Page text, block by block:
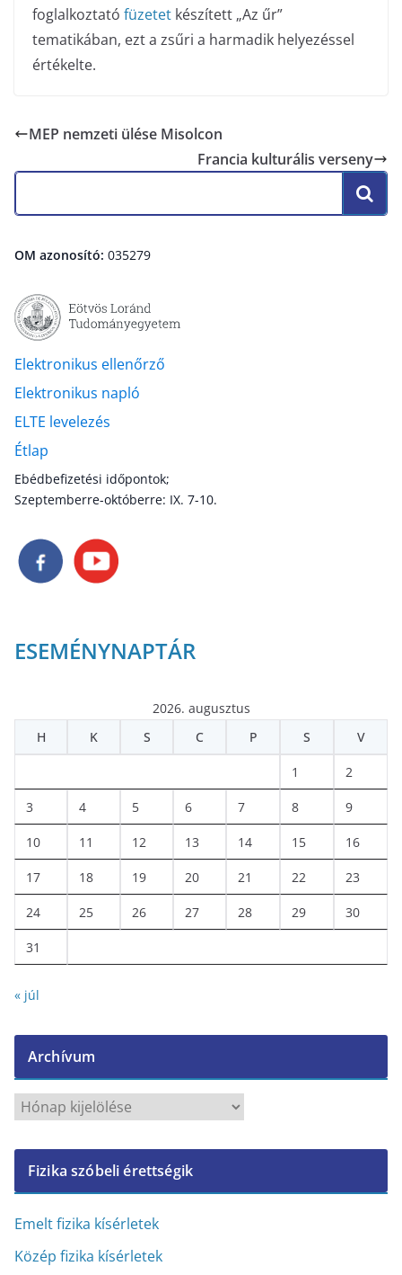
foglalkoztató füzetet készített „Az űr”
tematikában, ezt a zsűri a harmadik helyezéssel
értékelte.
MEP nemzeti ülése Misolcon
Francia kulturális verseny
OM azonosító: 035279
Elektronikus ellenőrző
Elektronikus napló
ELTE levelezés
Étlap
Ebédbefizetési időpontok;
Szeptemberre-októberre: IX. 7-10.
ESEMÉNYNAPTÁR
2026. augusztus
H
K S C P S V
1 2
3 4 5 6 7 8 9
10 11 12 13 14 15 16
17 18 19 20 21 22 23
24 25 26 27 28 29 30
31
« júl
Archívum
c
í
v
m
Fizika szóbeli érettségik
Emelt fizika kísérletek
Közép fizika kísérletek